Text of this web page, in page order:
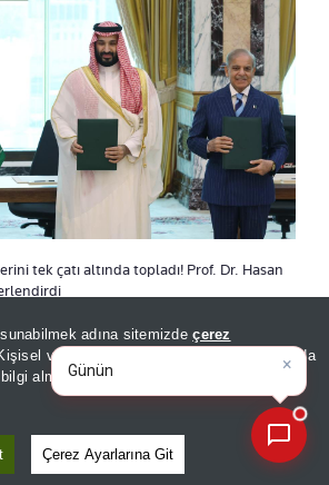
adına sitemizdeçerez
verileriniz, KVKK ve GDPR kapsamında
bilgi almak içinAydınlatma Metnimizi
Çerez Ayarlarına Git
tek çatı altında topladı! Prof. Dr. Hasan
BİRLEŞİYOR
en önemli unsurlarından
tamamlayan farklı güç
Günün spor, gündem ve
ekonomi gelişmelerini analiz e